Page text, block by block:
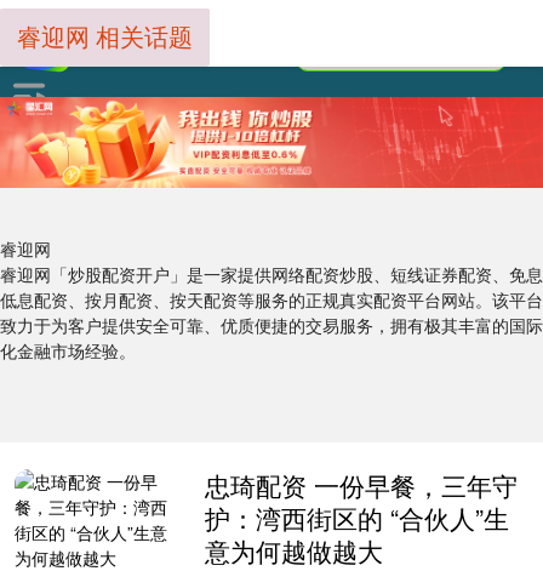
睿迎网
睿迎网「炒股配资开户」是一家提供网络配资炒股、短线证券配资、免息
低息配资、按月配资、按天配资等服务的正规真实配资平台网站。该平台
致力于为客户提供安全可靠、优质便捷的交易服务，拥有极其丰富的国际
化金融市场经验。
睿迎网 相关话题
忠琦配资 一份早餐，三年守
护：湾西街区的 “合伙人”生
意为何越做越大